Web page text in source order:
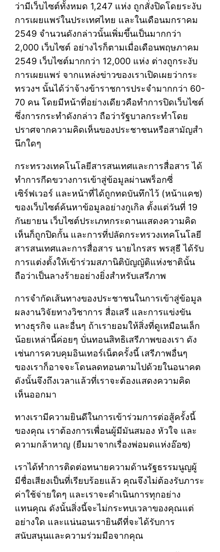
ว่ามีเว็บไซต์ทั้งหมด 1,247 แห่ง ถูกสั่งปิดโดยระงับ
การเผยแพร่ในประเทศไทย และในเดือนมกราคม
2549 จำนวนดังกล่าวนั้นเพิ่มขึ้นเป็นมากกว่า
2,000 เว็บไซต์ อย่างไรก็ตามเมื่อเดือนพฤษภาคม
2549 เว็บไซต์มากกว่า 12,000 แห่ง ต่างถูกระงับ
การเผยแพร่ จากแหล่งข่าวของเราเปิดเผยว่ากระ
ทรวงฯ นั้นได้ว่าจ้างข้าราชการประจำมากกว่า 60-
70 คน โดยมีหน้าที่อย่างเดียวคือทำการปิดเว็บไซต์
ซึ่งการกระทำดังกล่าว ถือว่ารัฐบาลกระทำโดย
ปราศจากความคิดเห็นของประชาชนหรือสามัญสำ
นึกใดๆ
กระทรวงเทคโนโลยีสารสนเทศและการสื่อสาร ได้
ทำการกีดขวางการเข้าสู่ข้อมูลผ่านพร็อกซี่
เซิร์ฟเวอร์ และหน้าที่ได้ถูกทดบันทึกไว้ (หน้าแคช)
ของเว็บไซต์ค้นหาข้อมูลอย่างกูเกิล ตั้งแต่วันที่ 19
กันยายน เว็บไซต์ประเภทกระดานแสดงความคิด
เห็นก็ถูกปิดกั้น และการที่ปลัดกระทรวงเทคโนโลยี
สารสนเทศและการสื่อสาร นายไกรสร พรสุธี ได้รับ
การแต่งตั้งให้เข้าร่วมสภานิติบัญญัติแห่งชาตินั้น
ถือว่าเป็นลางร้ายอย่างยิ่งสำหรับเสรีภาพ
การจำกัดเส้นทางของประชาชนในการเข้าสู่ข้อมูล
ผลงานวิจัยทางวิชาการ สื่อเสรี และการแข่งขัน
ทางธุรกิจ และอื่นๆ ถ้าเรายอมให้สิ่งที่ดูเหมือนเล็ก
น้อยเหล่านี้ค่อยๆ บั่นทอนสิทธิเสรีภาพของเรา ดัง
เช่นการควบคุมอินเทอร์เน็ตครั้งนี้ เสรีภาพอื่นๆ
ของเราก็อาจจะโดนลดทอนตามไปด้วยในอนาคต
ดังนั้นจึงถึงเวลาแล้วที่เราจะต้องแสดงความคิด
เห็นออกมา
ทางเรามีความยินดีในการเข้าร่วมการต่อสู้ครั้งนี้
ของคุณ เราต้องการเพื่อนผู้มีมันสมอง หัวใจ และ
ความกล้าหาญ (ยืมมาจากเรื่องพ่อมดแห่งอ๊อซ)
เราได้ทำการติดต่อทนายความด้านรัฐธรรมนูญผู้
มีชื่อเสียงเป็นที่เรียบร้อยแล้ว คุณจึงไม่ต้องรับภาระ
ค่าใช้จ่ายใดๆ และเราจะดำเนินการทุกอย่าง
แทนคุณ ดังนั้นสิ่งนี้จะไม่กระทบเวลาของคุณแต่
อย่างใด และแน่นอนเรายินดีที่จะได้รับการ
สนับสนุนและความร่วมมือจากคุณ